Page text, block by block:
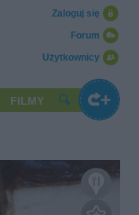
Użytkownicy
Forum
Zaloguj się
FILMY